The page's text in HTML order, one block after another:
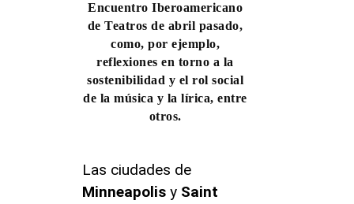
Encuentro Iberoamericano
de Teatros de abril pasado,
como, por ejemplo,
reflexiones en torno a la
sostenibilidad y el rol social
de la música y la lírica, entre
otros.
Las ciudades de
Minneapolis y Saint